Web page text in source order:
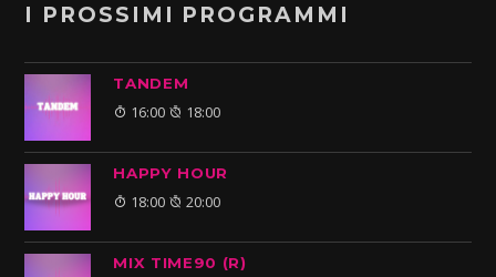
I PROSSIMI PROGRAMMI
TANDEM
16:00 18:00
HAPPY HOUR
18:00 20:00
MIX TIME90 (R)